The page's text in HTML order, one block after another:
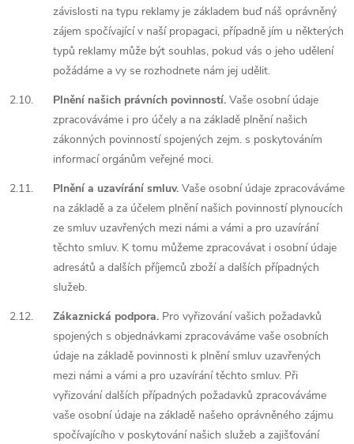
závislosti na typu reklamy je základem buď náš oprávněný
zájem spočívající v naší propagaci, případně jím u některých
typů reklamy může být souhlas, pokud vás o jeho udělení
požádáme a vy se rozhodnete nám jej udělit.
2.10.
Plnění našich právních povinností. Vaše osobní údaje
zpracováváme i pro účely a na základě plnění našich
zákonných povinností spojených zejm. s poskytováním
informací orgánům veřejné moci.
2.11.
Plnění a uzavírání smluv. Vaše osobní údaje zpracováváme
na základě a za účelem plnění našich povinností plynoucích
ze smluv uzavřených mezi námi a vámi a pro uzavírání
těchto smluv. K tomu můžeme zpracovávat i osobní údaje
adresátů a dalších příjemců zboží a dalších případných
služeb.
2.12.
Zákaznická podpora. Pro vyřizování vašich požadavků
spojených s objednávkami zpracováváme vaše osobních
údaje na základě povinnosti k plnění smluv uzavřených
mezi námi a vámi a pro uzavírání těchto smluv. Při
vyřizování dalších případných požadavků zpracováváme
vaše osobní údaje na základě našeho oprávněného zájmu
spočívajícího v poskytování našich služeb a zajišťování